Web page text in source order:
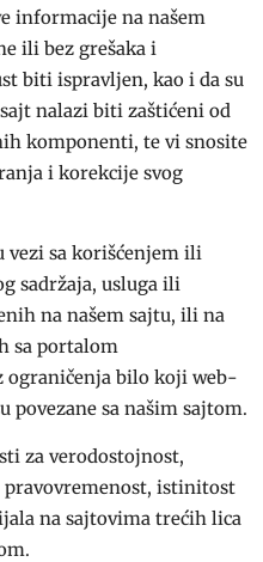
informacije na našem
ili bez grešaka i
biti ispravljen, kao i da su
nalazi biti zaštićeni od
komponenti, te vi snosite
i korekcije svog
vezi sa korišćenjem ili
sadržaja, usluga ili
na našem sajtu, ili na
sa portalom
ograničenja bilo koji web-
povezane sa našim sajtom.
za verodostojnost,
pravovremenost, istinitost
na sajtovima trećih lica